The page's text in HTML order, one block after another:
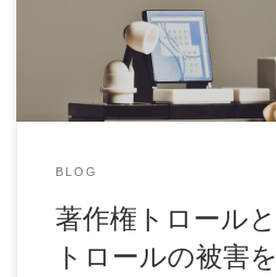
BLOG
著作権トロール
トロールの被害